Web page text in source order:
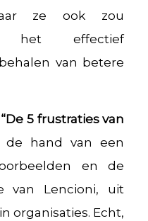
ze ook zou
het effectief
van betere
“De 5 frustraties van
hand van een
en de
van Lencioni, uit
organisaties. Echt,